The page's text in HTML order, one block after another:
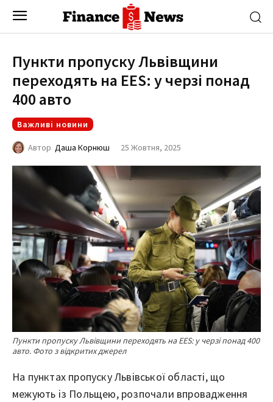
Пункти пропуску Львівщини
переходять на EES: у черзі понад
400 авто
Важливі новини
Автор Даша Корнюш 25 Жовтня, 2025
Пункти пропуску Львівщини переходять на EES: у черзі понад 400
авто. Фото з відкритих джерел
На пунктах пропуску Львівської області, що
межують із Польщею, розпочали впровадження